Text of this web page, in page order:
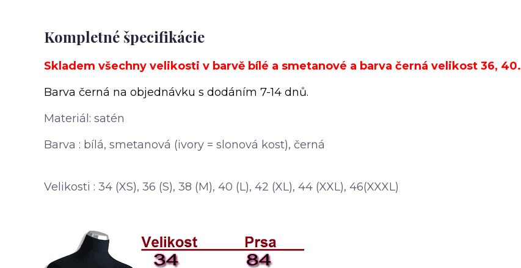
Kompletné špecifikácie
Skladem všechny velikosti v barvě bílé a smetanové a barva černá velikost 36, 40.
Barva černá na objednávku s dodáním 7-14 dnů.
Materiál: satén
Barva : bílá, smetanová (ivory = slonová kost), černá
Velikosti : 34 (XS), 36 (S), 38 (M), 40 (L), 42 (XL), 44 (XXL), 46(XXXL)